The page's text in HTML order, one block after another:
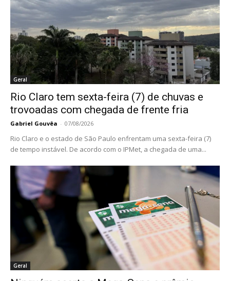
Geral
Rio Claro tem sexta-feira (7) de chuvas e
trovoadas com chegada de frente fria
Gabriel Gouvêa - 07/08/2026
Rio Claro e o estado de São Paulo enfrentam uma sexta-feira (7)
de tempo instável. De acordo com o IPMet, a chegada de uma...
Geral